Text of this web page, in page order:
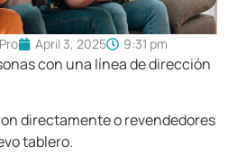
April 3, 2025 9:31 pm
con una línea de dirección
directamente o revendedores
tablero.